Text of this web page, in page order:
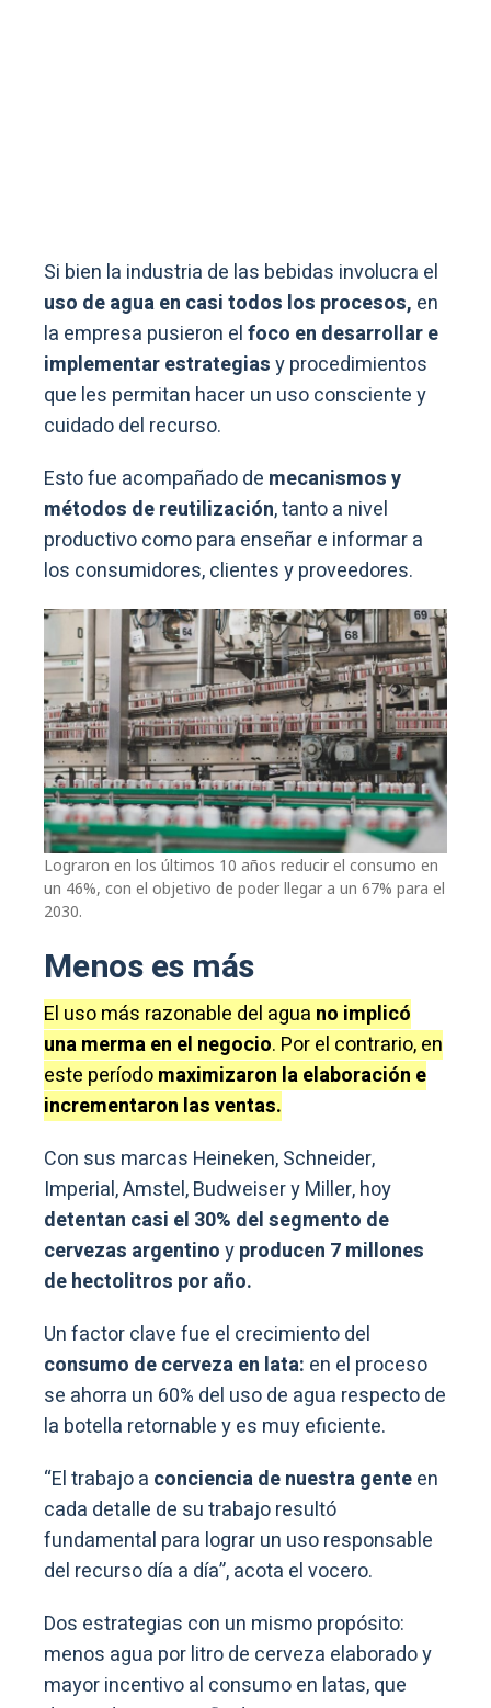
Si bien la industria de las bebidas involucra el
uso de agua en casi todos los procesos, en
la empresa pusieron elfoco en desarrollar e
implementar estrategiasy procedimientos
que les permitan hacer un uso consciente y
cuidado del recurso.
Esto fue acompañado de mecanismos y
métodos de reutilización, tanto a nivel
productivo como para enseñar e informar a
los consumidores, clientes y proveedores.
Lograron en los últimos 10 años reducir el consumo en
un 46%, con el objetivo de poder llegar a un 67% para el
2030.
Menos es más
El uso más razonable del agua no implicó
una merma en el negocio. Por el contrario, en
este períodomaximizaron la elaboración e
incrementaron las ventas.
Con sus marcas Heineken, Schneider,
Imperial, Amstel, Budweiser y Miller, hoy
detentan casi el 30% del segmento de
cervezas argentinoyproducen 7 millones
de hectolitros por año.
Un factor clave fue el crecimiento del
consumo de cerveza en lata: en el proceso
se ahorra un 60% del uso de agua respecto de
la botella retornable y es muy eficiente.
“El trabajo a conciencia de nuestra genteen
cada detalle de su trabajo resultó
fundamental para lograr un uso responsable
del recurso día a día”, acota el vocero.
Dos estrategias con un mismo propósito:
menos agua por litro de cerveza elaborado y
mayor incentivo al consumo en latas, que